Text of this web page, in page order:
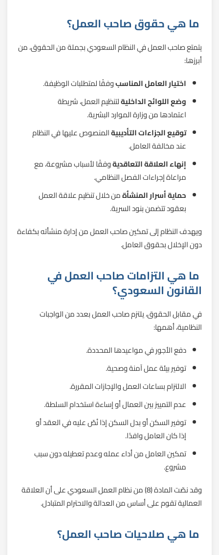
ما هي حقوق صاحب العمل؟
يتمتع صاحب العمل في النظام السعودي بجملة من الحقوق، من
أبرزها:
اختيار العامل المناسبوفقًا لمتطلبات الوظيفة.
وضع اللوائح الداخليةلتنظيم العمل، شريطة
اعتمادها من وزارة الموارد البشرية.
توقيع الجزاءات التأديبيةالمنصوص عليها في النظام
عند مخالفة العامل.
إنهاء العلاقة التعاقديةوفقًا لأسباب مشروعة، مع
مراعاة إجراءات الفصل النظامي.
حماية أسرار المنشأةمن خلال تنظيم علاقة العمل
بعقود تتضمن بنود السرية.
ويهدف النظام إلى تمكين صاحب العمل من إدارة منشأته بكفاءة
دون الإخلال بحقوق العامل.
ما هي التزامات صاحب العمل في
القانون السعودي؟
في مقابل الحقوق، يلتزم صاحب العمل بعدد من الواجبات
النظامية، أهمها:
دفع الأجور في مواعيدها المحددة.
توفير بيئة عمل آمنة وصحية.
الالتزام بساعات العمل والإجازات المقررة.
عدم التمييز بين العمال أو إساءة استخدام السلطة.
توفير السكن أو بدل السكن إذا نُصّ عليه في العقد أو
إذا كان العامل وافدًا.
تمكين العامل من أداء عمله وعدم تعطيله دون سبب
مشروع.
وقد نصّت المادة (8) من نظام العمل السعودي على أن العلاقة
العمالية تقوم على أساس من العدالة والاحترام المتبادل.
ما هي صلاحيات صاحب العمل؟